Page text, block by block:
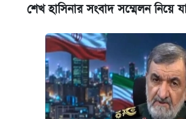
শেখ হাসিনার সংবাদ সম্মেলন নিয়ে